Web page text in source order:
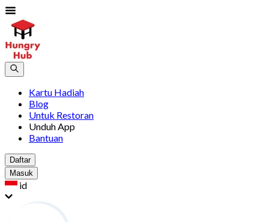
Kartu Hadiah
Blog
Untuk Restoran
Unduh App
Bantuan
Daftar
Masuk
id